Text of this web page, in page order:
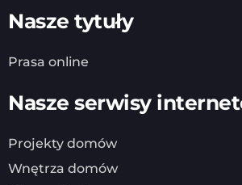
Nasze tytuły
Prasa online
Nasze serwisy
Projekty domów
Wnętrza domów